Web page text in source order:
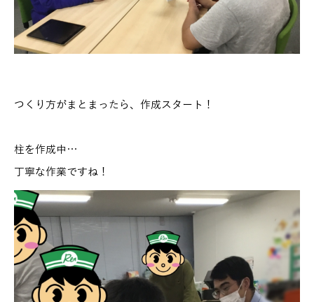
つくり方がまとまったら、作成スタート！
柱を作成中…
丁寧な作業ですね！